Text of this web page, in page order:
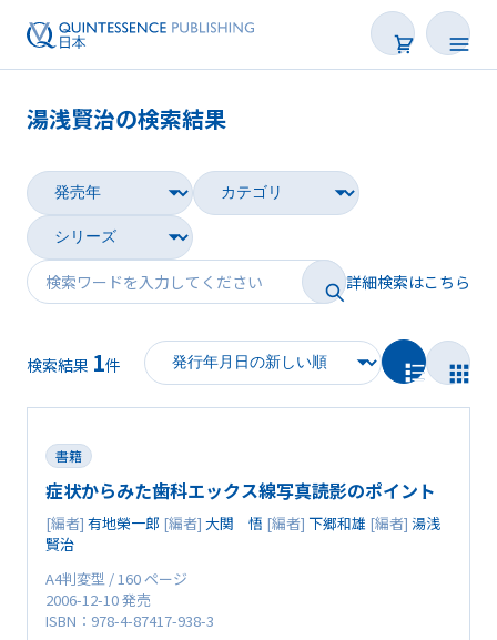
雑誌
映像
電子BOOK
著者一覧
湯浅賢治の検索結果
詳細検索はこちら
検索結果 1件
書籍
症状からみた歯科エックス線写真読影のポイント
[編者] 有地榮一郎 [編者] 大関 悟 [編者] 下郷和雄 [編者] 湯浅
賢治
A4判変型 / 160 ページ
2006-12-10 発売
ISBN：978-4-87417-938-3